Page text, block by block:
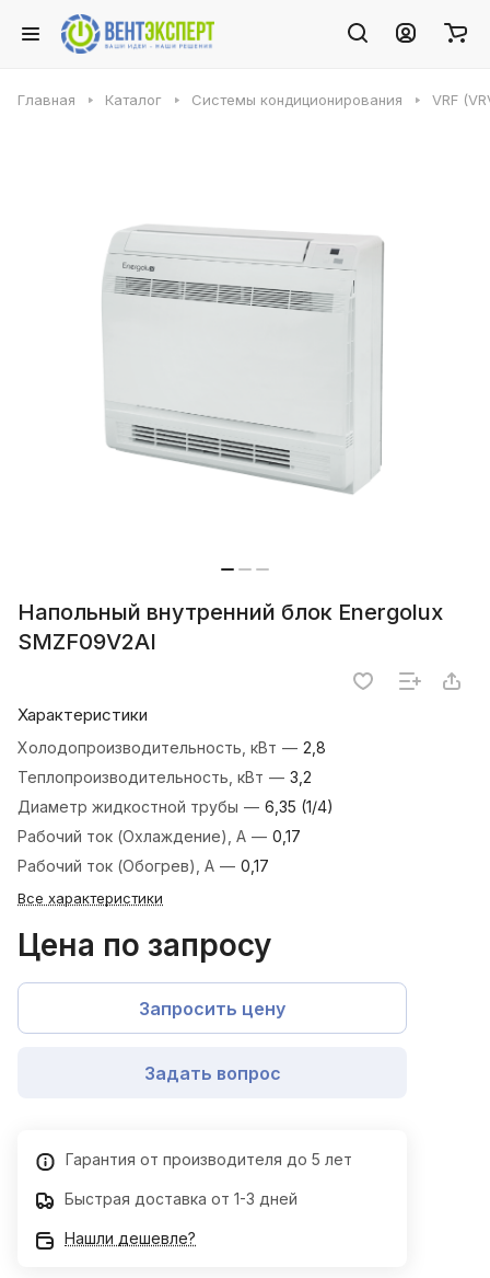
Главная Каталог Системы кондиционирования VRF
Напольный внутренний блок Energolux
SMZF09V2AI
Характеристики
Холодопроизводительность, кВт — 2,8
Теплопроизводительность, кВт — 3,2
Диаметр жидкостной трубы — 6,35 (1/4)
Рабочий ток (Охлаждение), А — 0,17
Рабочий ток (Обогрев), А — 0,17
Все характеристики
Цена по запросу
Запросить цену
Задать вопрос
Гарантия от производителя до 5 лет
Быстрая доставка от 1-3 дней
Нашли дешевле?